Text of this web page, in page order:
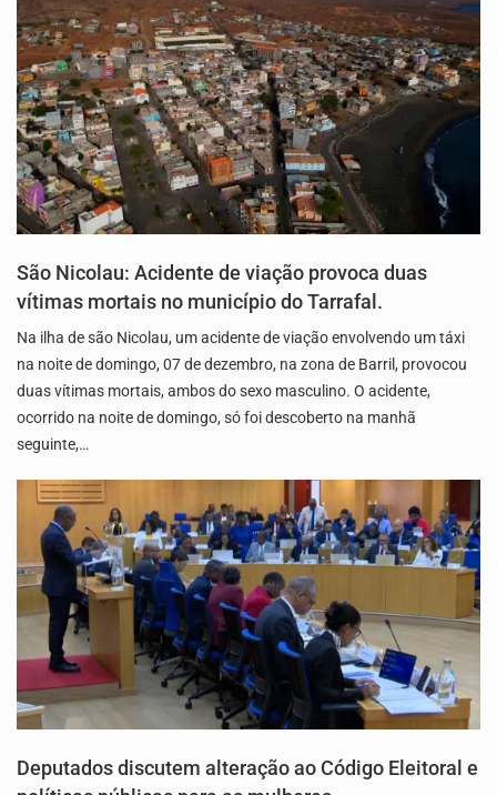
São Nicolau: Acidente de viação provoca duas
vítimas mortais no município do Tarrafal.
Na ilha de são Nicolau, um acidente de viação envolvendo um táxi
na noite de domingo, 07 de dezembro, na zona de Barril, provocou
duas vítimas mortais, ambos do sexo masculino. O acidente,
ocorrido na noite de domingo, só foi descoberto na manhã
seguinte,…
Deputados discutem alteração ao Código Eleitoral e